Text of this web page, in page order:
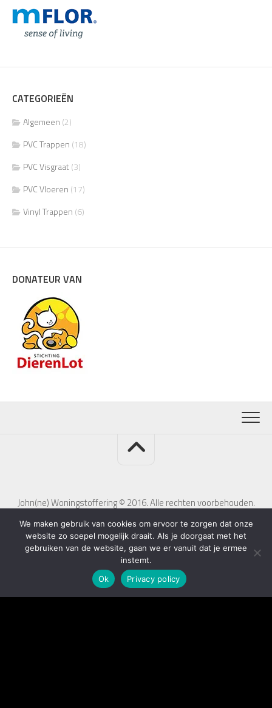
CATEGORIEËN
Algemeen (2)
PVC Trappen (18)
PVC Visgraat(3)
PVC Vloeren (17)
Vinyl Trappen (6)
DONATEUR VAN
John(ne) Woningstoffering © 2016. Alle rechten voorbehouden.
We maken gebruik van cookies om ervoor te zorgen dat onze
website zo soepel mogelijk draait. Als je doorgaat met het
gebruiken van de website, gaan we er vanuit dat je ermee
instemt.
Ok
Privacy policy